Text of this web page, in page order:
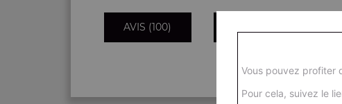
AVIS (100)
Vous pouvez profiter
Pour cela, suivez le